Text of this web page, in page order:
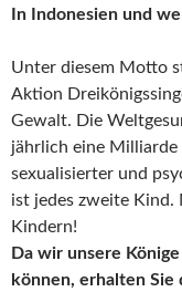
In Indonesien und
Unter diesem Motto
Aktion
Gewalt. Die
jährlich eine Milliarde
sexualisierter und
ist jedes zweite Kind.
Kindern!
Da wir unsere
können, erhalten Sie